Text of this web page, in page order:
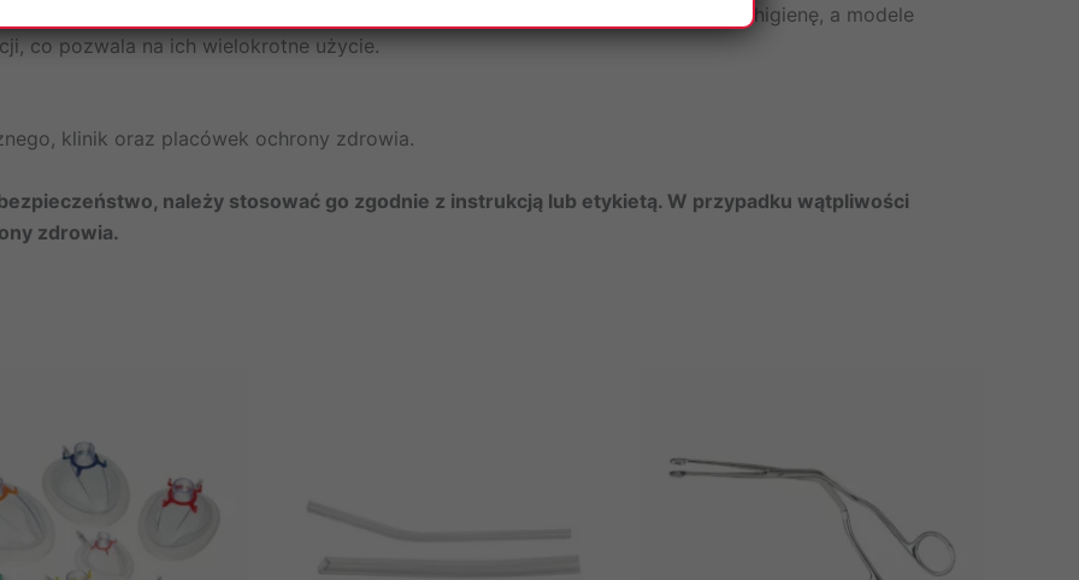
i skuteczności. Jednorazowe resuscytatory zapewniają najwyższą higienę, a modele
co pozwala na ich wielokrotne użycie.
klinik oraz placówek ochrony zdrowia.
należy stosować go zgodnie z instrukcją lub etykietą. W przypadku wątpliwości
zdrowia.